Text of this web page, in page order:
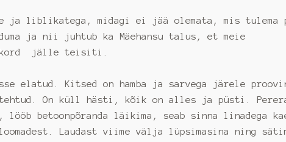
ja liblikatega, midagi ei jää olemata, mis tulema
ja nii juhtub ka Mäehansu talus, et meie
jälle teisiti.
elatud. Kitsed on hamba ja sarvega järele
On küll hästi, kõik on alles ja püsti.
lööb betoonpõranda läikima, seab sinna linadega
Laudast viime välja lüpsimasina ning